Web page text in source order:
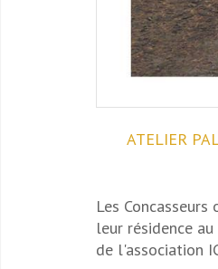
ATELIER
Les
leur résidence
de l'association